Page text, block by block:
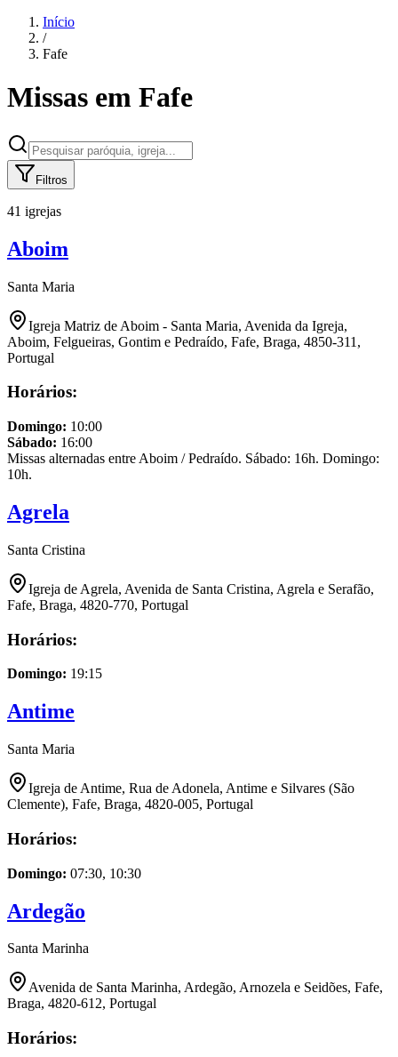
Início
/
Fafe
Missas em Fafe
Filtros
41 igrejas
Aboim
Santa Maria
Igreja Matriz de Aboim - Santa Maria, Avenida da Igreja,
Aboim, Felgueiras, Gontim e Pedraído, Fafe, Braga, 4850-311,
Portugal
Horários:
Domingo: 10:00
Sábado: 16:00
Missas alternadas entre Aboim / Pedraído. Sábado: 16h. Domingo:
10h.
Agrela
Santa Cristina
Igreja de Agrela, Avenida de Santa Cristina, Agrela e Serafão,
Fafe, Braga, 4820-770, Portugal
Horários:
Domingo: 19:15
Antime
Santa Maria
Igreja de Antime, Rua de Adonela, Antime e Silvares (São
Clemente), Fafe, Braga, 4820-005, Portugal
Horários:
Domingo: 07:30, 10:30
Ardegão
Santa Marinha
Avenida de Santa Marinha, Ardegão, Arnozela e Seidões, Fafe,
Braga, 4820-612, Portugal
Horários: